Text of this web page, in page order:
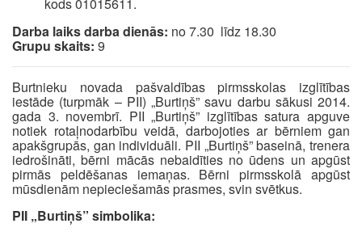
Darba laiks darba dienās: no 7.30 līdz 18.30
Grupu skaits: 9
Burtnieku novada pašvaldības pirmsskolas izglītības
iestāde (turpmāk – PII) „Burtiņš” savu darbu sākusi 2014.
gada 3. novembrī. PII „Burtiņš” izglītības satura apguve
notiek rotaļnodarbību veidā, darbojoties ar bērniem gan
apakšgrupās, gan individuāli. PII „Burtiņš” baseinā, trenera
iedrošināti, bērni mācās nebaidīties no ūdens un apgūst
pirmās peldēšanas iemaņas. Bērni pirmsskolā apgūst
mūsdienām nepieciešamās prasmes, svin svētkus.
PII „Burtiņš” simbolika: